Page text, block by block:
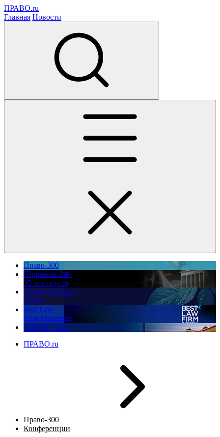
ПРАВО.ru
Главная Новости
Право-300
Юррынок РФ:
35 лет спустя
Экологическое
право
Best Law
Firm Marketing
ПМЮФ 2026
ПРАВО.ru
Право-300
Конференции